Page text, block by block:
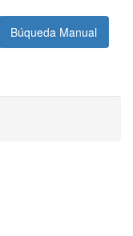
Búqueda Manual